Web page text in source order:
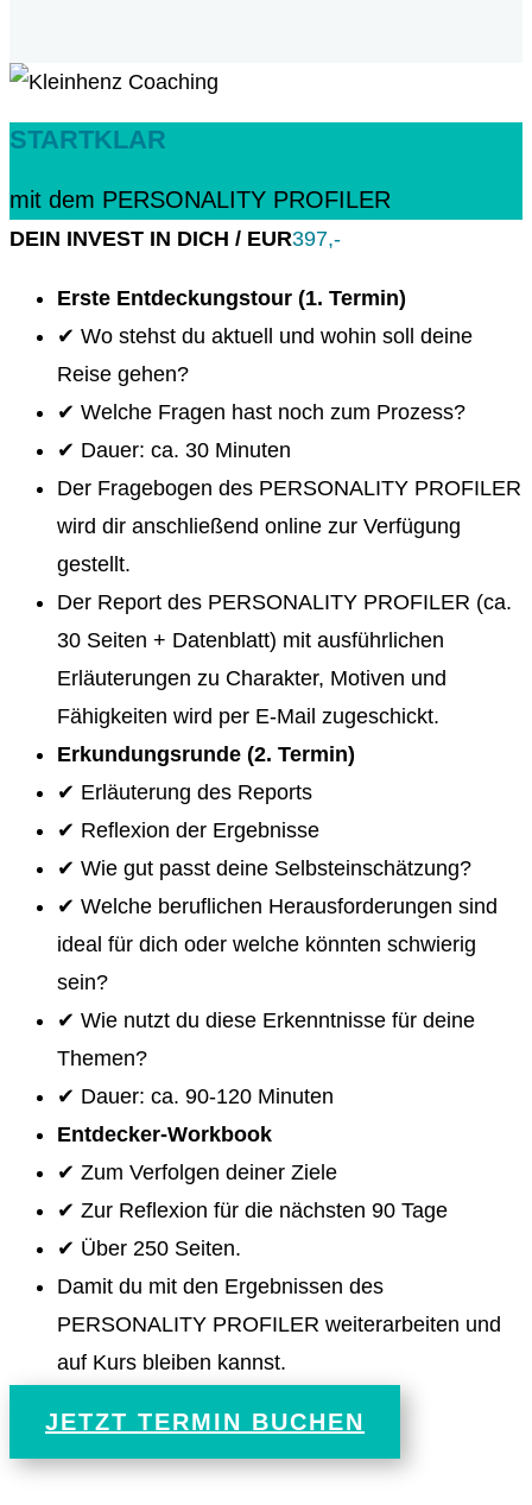
STARTKLAR
mit dem PERSONALITY PROFILER
DEIN INVEST IN DICH / EUR397,-
Erste Entdeckungstour (1. Termin)
✔ Wo stehst du aktuell und wohin soll deine
Reise gehen?
✔ Welche Fragen hast noch zum Prozess?
✔ Dauer: ca. 30 Minuten
Der Fragebogen des PERSONALITY PROFILER
wird dir anschließend online zur Verfügung
gestellt.
Der Report des PERSONALITY PROFILER (ca.
30 Seiten + Datenblatt) mit ausführlichen
Erläuterungen zu Charakter, Motiven und
Fähigkeiten wird per E-Mail zugeschickt.
Erkundungsrunde (2. Termin)
✔ Erläuterung des Reports
✔ Reflexion der Ergebnisse
✔ Wie gut passt deine Selbsteinschätzung?
✔ Welche beruflichen Herausforderungen sind
ideal für dich oder welche könnten schwierig
sein?
✔ Wie nutzt du diese Erkenntnisse für deine
Themen?
✔ Dauer: ca. 90-120 Minuten
Entdecker-Workbook
✔ Zum Verfolgen deiner Ziele
✔ Zur Reflexion für die nächsten 90 Tage
✔ Über 250 Seiten.
Damit du mit den Ergebnissen des
PERSONALITY PROFILER weiterarbeiten und
auf Kurs bleiben kannst.
JETZT TERMIN BUCHEN